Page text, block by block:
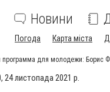
Новини
Погода Карта міста
программа для молодежи: Борис
24 листопада 2021 р.